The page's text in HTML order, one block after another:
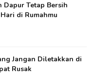
Dapur Tetap Bersih
di Rumahmu
Jangan Diletakkan di
Rusak